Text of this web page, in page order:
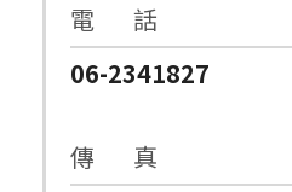
電 話
06-2341827
傳 真